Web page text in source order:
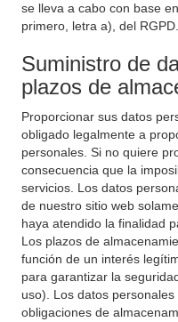
se lleva a cabo con base
primero, letra a), del RGPD.
Suministro de
plazos de
Proporcionar sus datos
obligado legalmente a
personales. Si no quiere
consecuencia que la
servicios. Los datos
de nuestro sitio web
haya atendido la finalidad
Los plazos de
función de un interés
para garantizar la
uso). Los datos
obligaciones de